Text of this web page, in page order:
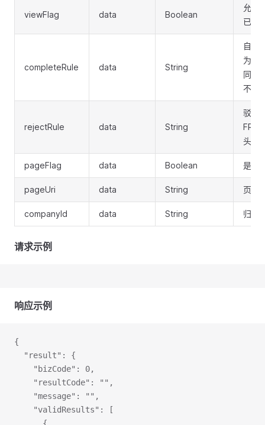
viewFlag data Boolean
允许
已启
completeRule data String
自动
为发
同；
不启
rejectRule data String
驳回
头开
pageFlag data Boolean 是否
pageUri data String 页面
companyId data String 归属
请求示例
响应示例
{
  "result": {
    "bizCode": 0,
    "resultCode": "",
    "message": "",
    "validResults": [